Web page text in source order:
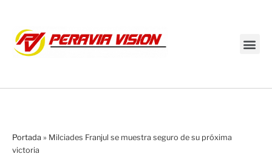
Portada » Milciades Franjul se muestra seguro de su próxima
victoria